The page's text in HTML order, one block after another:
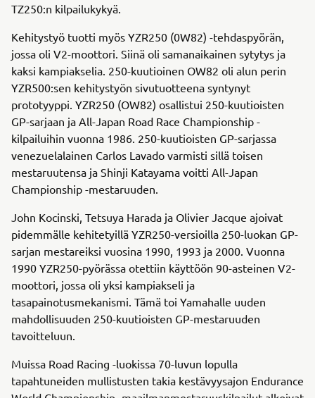
TZ250:n kilpailukykyä.
Kehitystyö tuotti myös YZR250 (0W82) -tehdaspyörän,
jossa oli V2-moottori. Siinä oli samanaikainen sytytys ja
kaksi kampiakselia. 250-kuutioinen OW82 oli alun perin
YZR500:sen kehitystyön sivutuotteena syntynyt
prototyyppi. YZR250 (OW82) osallistui 250-kuutioisten
GP-sarjaan ja All-Japan Road Race Championship -
kilpailuihin vuonna 1986. 250-kuutioisten GP-sarjassa
venezuelalainen Carlos Lavado varmisti sillä toisen
mestaruutensa ja Shinji Katayama voitti All-Japan
Championship -mestaruuden.
John Kocinski, Tetsuya Harada ja Olivier Jacque ajoivat
pidemmälle kehitetyillä YZR250-versioilla 250-luokan GP-
sarjan mestareiksi vuosina 1990, 1993 ja 2000. Vuonna
1990 YZR250-pyörässa otettiin käyttöön 90-asteinen V2-
moottori, jossa oli yksi kampiakseli ja
tasapainotusmekanismi. Tämä toi Yamahalle uuden
mahdollisuuden 250-kuutioisten GP-mestaruuden
tavoitteluun.
Muissa Road Racing -luokissa 70-luvun lopulla
tapahtuneiden mullistusten takia kestävyysajon Endurance